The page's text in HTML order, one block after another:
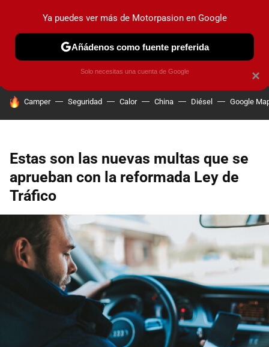
PRUEBAS COCHES ELÉCTRICOS OBSERVATORIO
HOY SE HABLA DE
Camper Seguridad Calor China Diésel Google
Estas son las nuevas multas que se
aprueban con la reformada Ley de
Tráfico
×
Ya puedes ver más de Motorpasion en Google
Añádenos como fuente preferida
Solo necesitas una cuenta de Google